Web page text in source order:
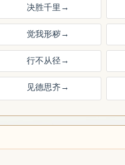
决胜千里 →
觉我形秽→
行不从径→
见德思齐→